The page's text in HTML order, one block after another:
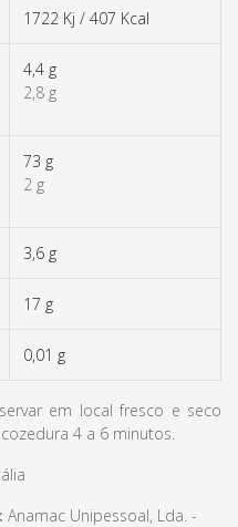
1722 Kj / 407 Kcal
4,4 g
2,8 g
73 g
2 g
3,6 g
17 g
0,01 g
em local fresco e seco
4 a 6 minutos.
Anamac Unipessoal, Lda. -